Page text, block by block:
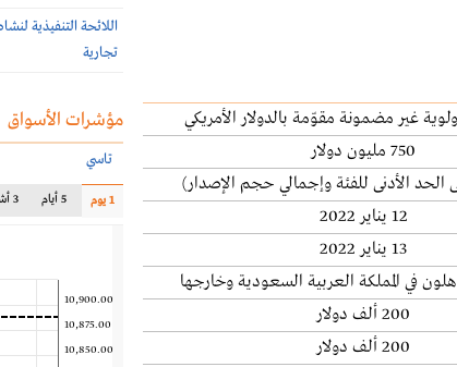
غير مضمونة مقوّمة بالدولار الأمريكي
750 مليون دولار
12 يناير 2022
13 يناير 2022
في المملكة العربية السعودية وخارجها
200 ألف دولار
200 ألف دولار
اللائحة التنفيذية
تجارية
مؤشرات الأسواق
تاسي
1 يوم 5 أيام 3 أشهر
10,850.00
10,875.00
10,900.00